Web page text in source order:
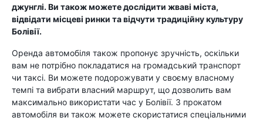
джунглі. Ви також можете дослідити жваві міста,
відвідати місцеві ринки та відчути традиційну культуру
Болівії.
Оренда автомобіля також пропонує зручність, оскільки
вам не потрібно покладатися на громадський транспорт
чи таксі. Ви можете подорожувати у своєму власному
темпі та вибрати власний маршрут, що дозволить вам
максимально використати час у Болівії. З прокатом
автомобіля ви також можете скористатися спеціальними